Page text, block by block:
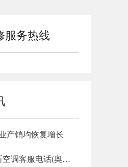
服务热线
产销均恢复增长
空调客服电话(奥克